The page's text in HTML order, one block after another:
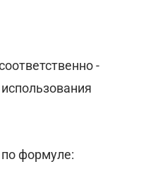
-
формуле: